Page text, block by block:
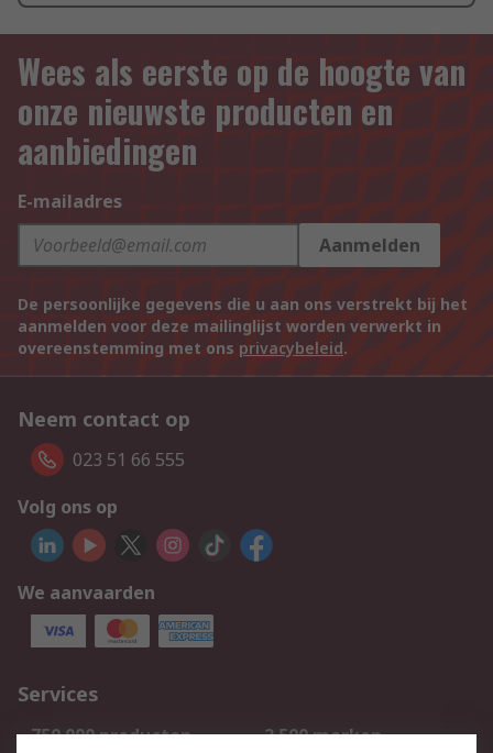
Wees als eerste op de hoogte van
onze nieuwste producten en
aanbiedingen
E-mailadres
Aanmelden
De persoonlijke gegevens die u aan ons verstrekt bij het
aanmelden voor deze mailinglijst worden verwerkt in
overeenstemming met ons privacybeleid.
Neem contact op
023 51 66 555
Volg ons op
We aanvaarden
Services
750.000 producten
2.500 merken